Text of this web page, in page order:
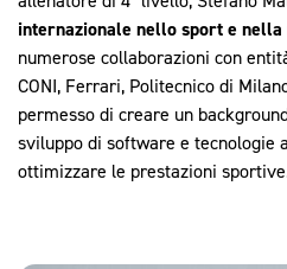
internazionale nello sport e
numerose collaborazioni con
CONI, Ferrari, Politecnico di
permesso di creare un
sviluppo di software e tecnologie
ottimizzare le prestazioni